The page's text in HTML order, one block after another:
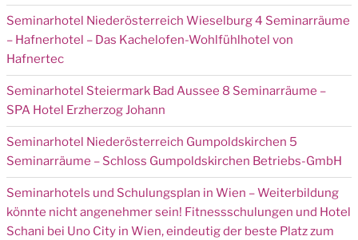
Seminarhotel Niederösterreich Wieselburg 4 Seminarräume
– Hafnerhotel – Das Kachelofen-Wohlfühlhotel von
Hafnertec
Seminarhotel Steiermark Bad Aussee 8 Seminarräume –
SPA Hotel Erzherzog Johann
Seminarhotel Niederösterreich Gumpoldskirchen 5
Seminarräume – Schloss Gumpoldskirchen Betriebs-GmbH
Seminarhotels und Schulungsplan in Wien – Weiterbildung
könnte nicht angenehmer sein! Fitnessschulungen und Hotel
Schani bei Uno City in Wien, eindeutig der beste Platz zum